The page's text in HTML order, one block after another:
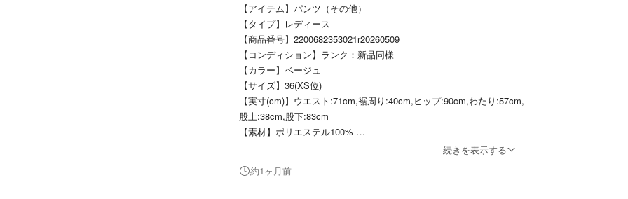
【アイテム】パンツ（その他）
【タイプ】レディース
【商品番号】2200682353021r20260509
【コンディション】ランク：新品同様
【カラー】ベージュ
【サイズ】36(XS位)
【実寸(cm)】ウエスト:71cm,裾周り:40cm,ヒップ:90cm,わたり:57cm,
股上:38cm,股下:83cm
【素材】ポリエステル100%
シーズン：春夏
続きを表示する
約1ヶ月前